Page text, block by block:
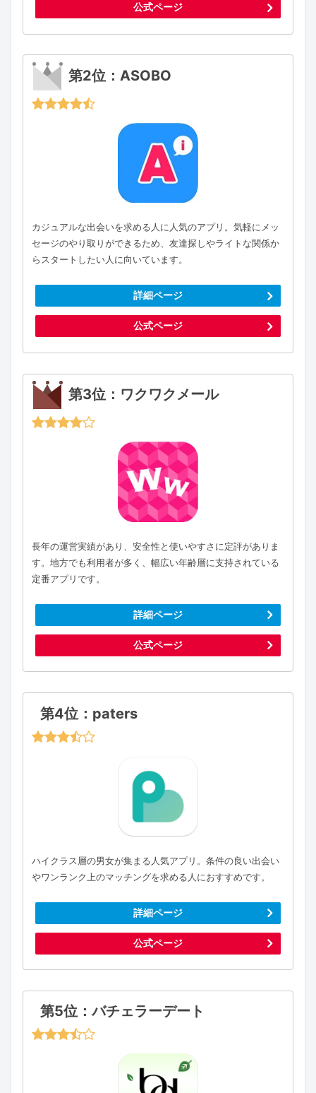
公式ページ
第2位：ASOBO
カジュアルな出会いを求める人に人気のアプリ。気軽にメッ
セージのやり取りができるため、友達探しやライトな関係か
らスタートしたい人に向いています。
詳細ページ
公式ページ
第3位：ワクワクメール
長年の運営実績があり、安全性と使いやすさに定評がありま
す。地方でも利用者が多く、幅広い年齢層に支持されている
定番アプリです。
詳細ページ
公式ページ
第4位：paters
ハイクラス層の男女が集まる人気アプリ。条件の良い出会い
やワンランク上のマッチングを求める人におすすめです。
詳細ページ
公式ページ
第5位：バチェラーデート